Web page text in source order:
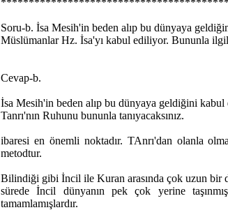
Soru-b. İsa Mesih'in beden alıp bu dünyaya
Müslümanlar Hz. İsa'yı kabul ediliyor. Bununla
Cevap-b.
İsa Mesih'in beden alıp bu dünyaya geldiğini kabul
Tanrı'nın Ruhunu bununla tanıyacaksınız.
ibaresi en önemli noktadır. TAnrı'dan olanla
metodtur.
Bilindiği gibi İncil ile Kuran arasında çok uzun bir
sürede İncil dünyanın pek çok yerine
tamamlamışlardır.